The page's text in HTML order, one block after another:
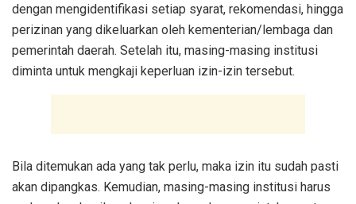
dengan mengidentifikasi setiap syarat, rekomendasi, hingga
perizinan yang dikeluarkan oleh kementerian/lembaga dan
pemerintah daerah. Setelah itu, masing-masing institusi
diminta untuk mengkaji keperluan izin-izin tersebut.
Bila ditemukan ada yang tak perlu, maka izin itu sudah pasti
akan dipangkas. Kemudian, masing-masing institusi harus